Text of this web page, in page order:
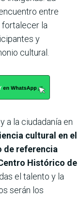
entre
la
y
cultural.
a la ciudadanía en
cultural en el
de referencia
Histórico de
el talento y la
serán los